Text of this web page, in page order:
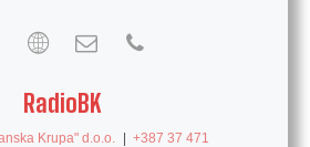
RadioBK
Krupa" d.o.o. | +387 37 471